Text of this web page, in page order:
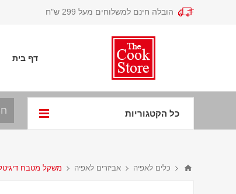
הובלה חינם למשלוחים מעל 299 ש"ח
דף בית
כל הקטגוריות
כלים לאפיה אביזרים לאפיה משקל מטבח